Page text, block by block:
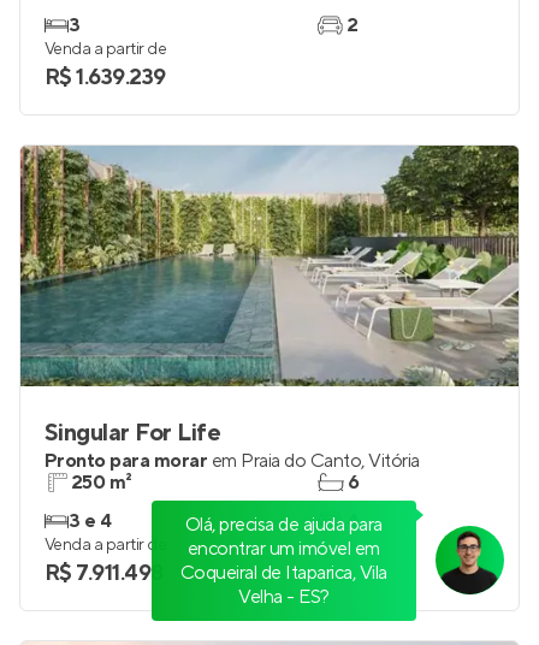
3
2
Venda a partir de
R$ 1.639.239
Singular For Life
Pronto para morar em Praia do Canto,Vitória
250 m²
3 e 4
6
4
Venda a partir de
R$ 7.911.498
Olá, precisa de ajuda para
encontrar um imóvel em
Coqueiral de Itaparica, Vila
Velha - ES?